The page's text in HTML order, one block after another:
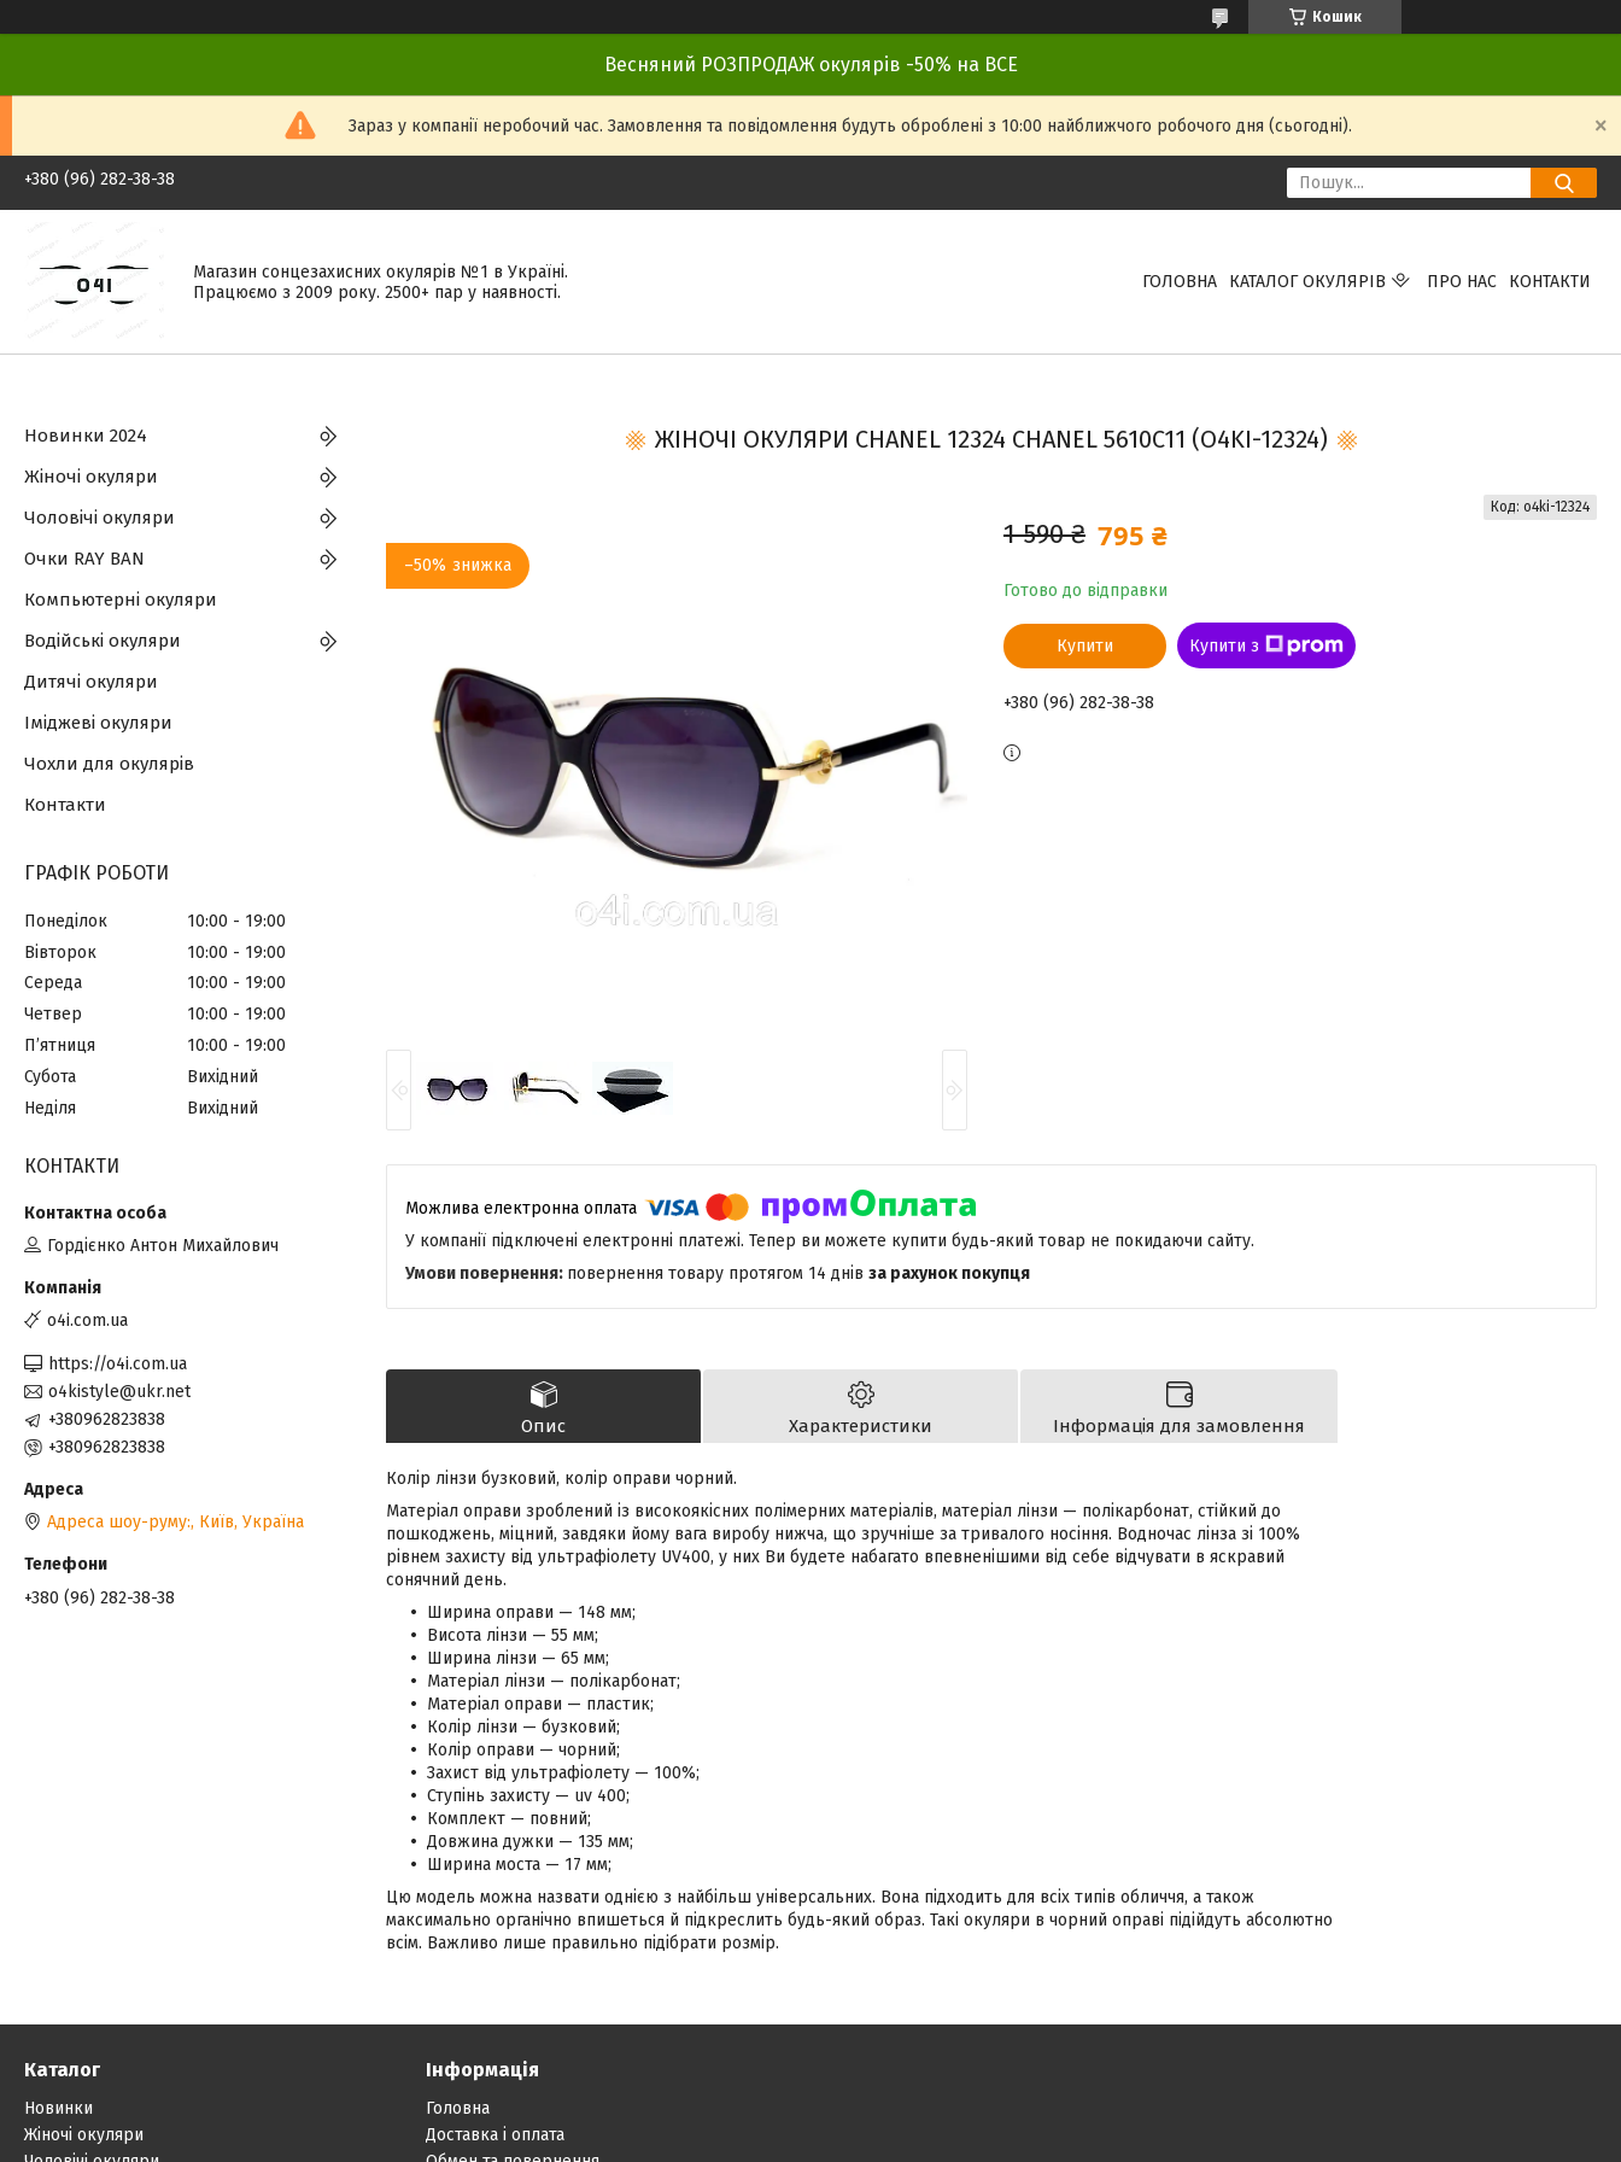
Кошик
Весняний РОЗПРОДАЖ окулярів -50% на ВСЕ
Зараз у компанії неробочий час. Замовлення та повідомлення будуть оброблені з 10:00 найближчого робочого дня (сьогодні).
+380 (96) 282-38-38
Магазин сонцезахисних окулярів №1 в Україні.
Працюємо з 2009 року. 2500+ пар у наявності.
ГОЛОВНА КАТАЛОГ ОКУЛЯРІВ ПРО НАС КОНТАКТИ
ЖІНОЧІ ОКУЛЯРИ CHANEL 12324 CHANEL 5610C11 (O4KI-12324)
–50%
1 590 ₴ 795 ₴
Готово до відправки
Код: o4ki-12324
Купити Купити з
+380 (96) 282-38-38
У компанії підключені електронні платежі. Тепер ви можете купити будь-який товар не покидаючи сайту.
повернення товару протягом 14 днів за рахунок покупця
Опис Характеристики Інформація для замовлення
Колір лінзи бузковий, колір оправи чорний.
Матеріал оправи зроблений із високоякісних полімерних матеріалів, матеріал лінзи — полікарбонат, стійкий до
пошкоджень, міцний, завдяки йому вага виробу нижча, що зручніше за тривалого носіння. Водночас лінза зі 100%
рівнем захисту від ультрафіолету UV400, у них Ви будете набагато впевненішими від себе відчувати в яскравий
сонячний день.
Ширина оправи — 148 мм;
Висота лінзи — 55 мм;
Ширина лінзи — 65 мм;
Матеріал лінзи — полікарбонат;
Матеріал оправи — пластик;
Колір лінзи — бузковий;
Колір оправи — чорний;
Захист від ультрафіолету — 100%;
Ступінь захисту — uv 400;
Комплект — повний;
Довжина дужки — 135 мм;
Ширина моста — 17 мм;
Цю модель можна назвати однією з найбільш універсальних. Вона підходить для всіх типів обличчя, а також
максимально органічно впишеться й підкреслить будь-який образ. Такі окуляри в чорний оправі підійдуть абсолютно
всім. Важливо лише правильно підібрати розмір.
Новинки 2024
Жіночі окуляри
Чоловічі окуляри
Очки RAY BAN
Компьютерні окуляри
Водійські окуляри
Дитячі окуляри
Іміджеві окуляри
Чохли для окулярів
Контакти
ГРАФІК РОБОТИ
Понеділок 10:00
19:00
Вівторок
10:00
19:00
Середа
10:00
19:00
Четвер
10:00
19:00
Пʼятниця
10:00
19:00
Субота
Вихідний
Неділя
Вихідний
КОНТАКТИ
Гордієнко Антон Михайлович
o4i.com.ua
https://o4i.com.ua
o4kistyle@ukr.net
+380962823838
+380962823838
Адреса шоу-руму:, Київ, Україна
+380 (96) 282-38-38
Каталог
Новинки
Жіночі окуляри
Інформація
Головна
Доставка і оплата